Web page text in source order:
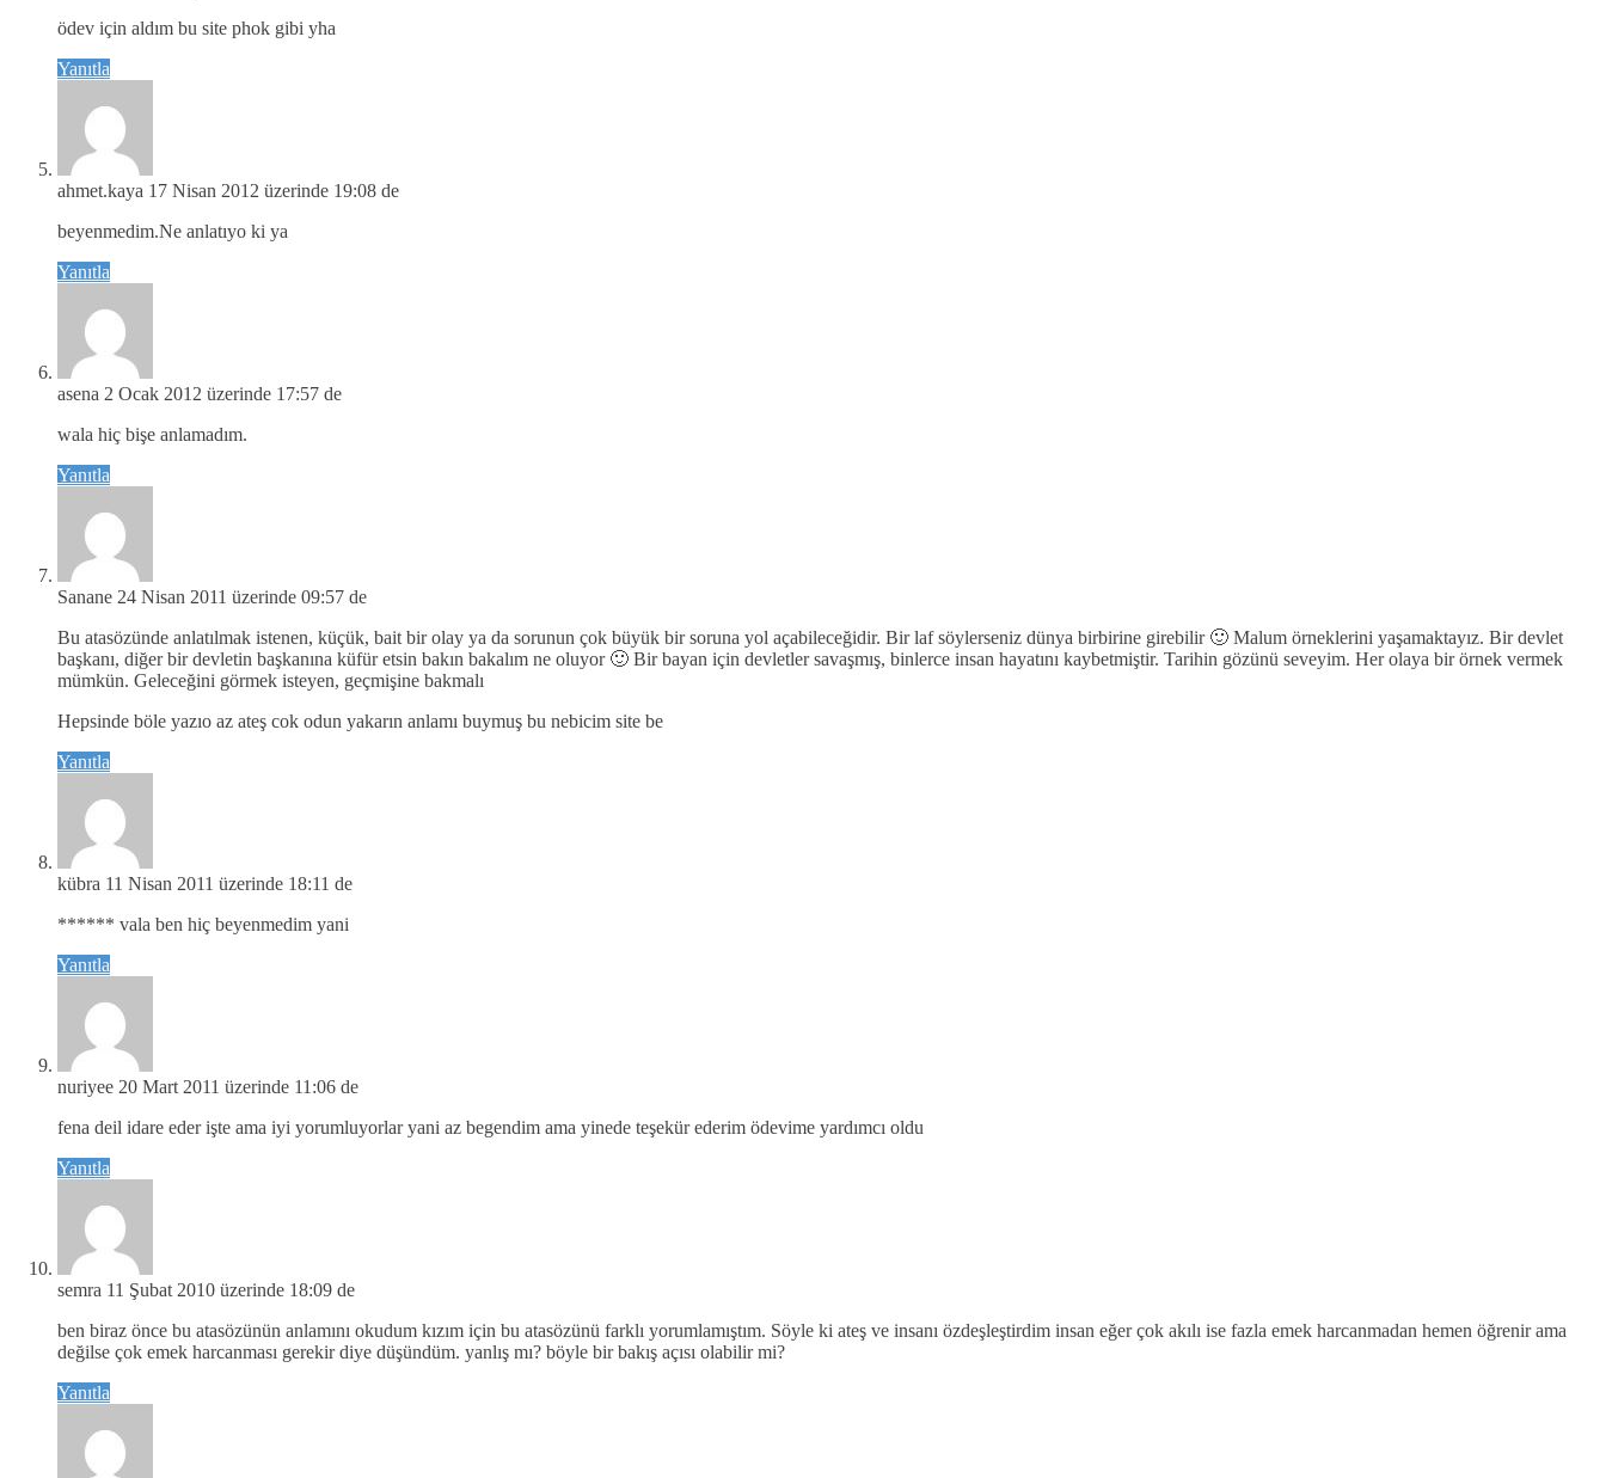
ödev için aldım bu site phok gibi yha
Yanıtla
ahmet.kaya 17 Nisan 2012 üzerinde 19:08 de
beyenmedim.Ne anlatıyo ki ya
Yanıtla
asena 2 Ocak 2012 üzerinde 17:57 de
wala hiç bişe anlamadım.
Yanıtla
Sanane 24 Nisan 2011 üzerinde 09:57 de
Bu atasözünde anlatılmak istenen, küçük, bait bir olay ya da sorunun çok büyük bir soruna yol açabileceğidir. Bir laf söylerseniz dünya birbirine girebilir 🙂 Malum örneklerini yaşamaktayız. Bir devlet
başkanı, diğer bir devletin başkanına küfür etsin bakın bakalım ne oluyor 🙂 Bir bayan için devletler savaşmış, binlerce insan hayatını kaybetmiştir. Tarihin gözünü seveyim. Her olaya bir örnek vermek
mümkün. Geleceğini görmek isteyen, geçmişine bakmalı
Hepsinde böle yazıo az ateş cok odun yakarın anlamı buymuş bu nebicim site be
Yanıtla
kübra 11 Nisan 2011 üzerinde 18:11 de
****** vala ben hiç beyenmedim yani
Yanıtla
nuriyee 20 Mart 2011 üzerinde 11:06 de
fena deil idare eder işte ama iyi yorumluyorlar yani az begendim ama yinede teşekür ederim ödevime yardımcı oldu
Yanıtla
semra 11 Şubat 2010 üzerinde 18:09 de
ben biraz önce bu atasözünün anlamını okudum kızım için bu atasözünü farklı yorumlamıştım. Söyle ki ateş ve insanı özdeşleştirdim insan eğer çok akılı ise fazla emek harcanmadan hemen öğrenir ama
değilse çok emek harcanması gerekir diye düşündüm. yanlış mı? böyle bir bakış açısı olabilir mi?
Yanıtla